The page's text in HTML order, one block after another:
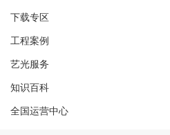
下载专区
工程案例
艺光服务
知识百科
全国运营中心